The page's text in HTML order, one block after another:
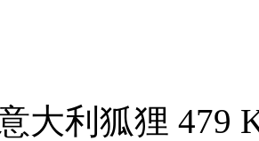
大利狐狸 479